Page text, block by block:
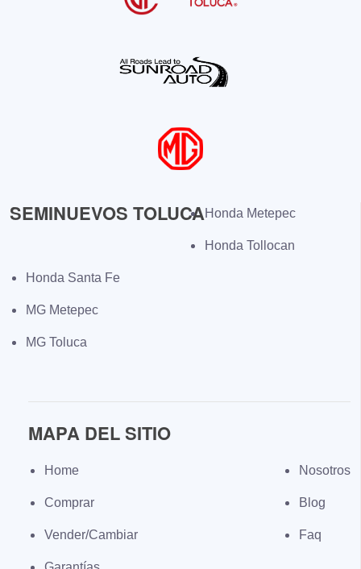
SEMINUEVOS TOLUCAHonda Metepec
Honda Tollocan
Honda Santa Fe
MG Metepec
MG Toluca
MAPA DEL SITIO
Home
Comprar
Vender/Cambiar
Nosotros
Blog
Faq